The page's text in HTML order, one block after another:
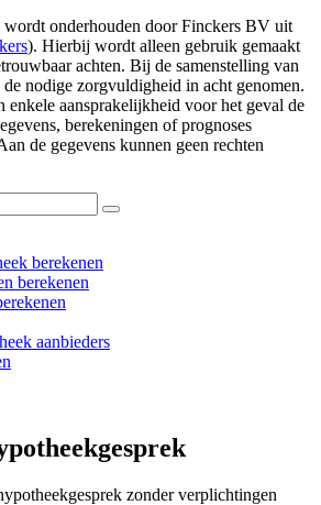
wordt onderhouden door Finckers BV uit
). Hierbij wordt alleen gebruik gemaakt
achten. Bij de samenstelling van
nodige zorgvuldigheid in acht genomen.
enkele aansprakelijkheid voor het geval de
berekeningen of prognoses
de gegevens kunnen geen rechten
berekenen
berekenen
aanbieders
zonder verplichtingen